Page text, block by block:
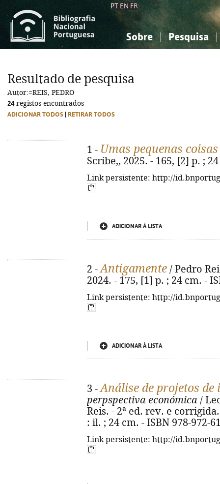
PT EN FR
Sobre Pesquisa
Ciências sociais...
Ciências sociais...
Resultado de pesquisa
Autor:=REIS, PEDRO
24registos encontrados
ADICIONAR TODOS RETIRAR TODOS
1 - Umas pequenas coisas
Scribe,, 2025. - 165, [2] p. ;
Link persistente: http://
ADICIONAR À LISTA
2 -Antigamente / Pedro
2024. - 175, [1] p. ; 24 cm. -
Link persistente: http://
ADICIONAR À LISTA
3 -Análise de projetos de
perpspectiva económica /
Reis. - 2ª ed. rev. e
: il. ; 24 cm. - ISBN 978-972-
Link persistente: http://